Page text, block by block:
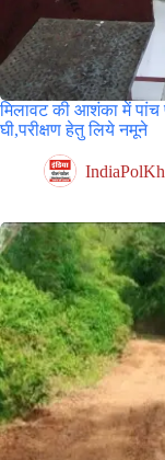
मिलावट की आशंका में पांच
घी,परीक्षण हेतु लिये नमूने